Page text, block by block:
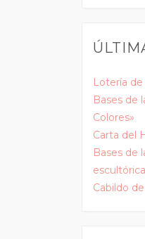
Lotería
Bases de
Colores»
Carta del
Bases de
Cabildo